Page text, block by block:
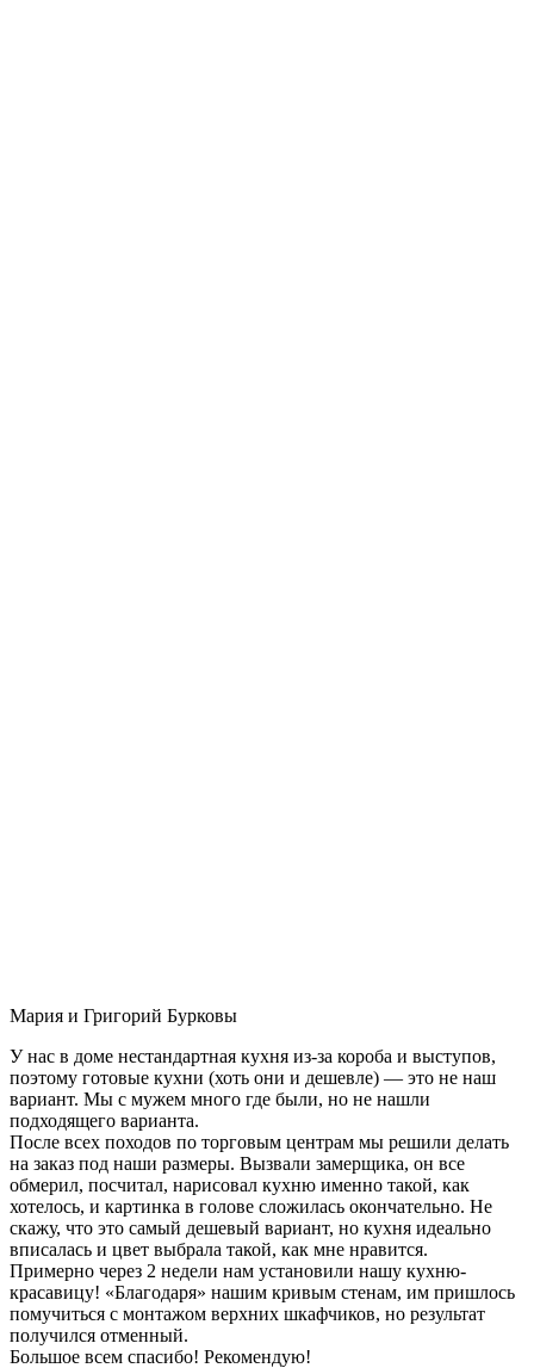
Мария и Григорий Бурковы
У нас в доме нестандартная кухня из-за короба и выступов,
поэтому готовые кухни (хоть они и дешевле) — это не наш
вариант. Мы с мужем много где были, но не нашли
подходящего варианта.
После всех походов по торговым центрам мы решили делать
на заказ под наши размеры. Вызвали замерщика, он все
обмерил, посчитал, нарисовал кухню именно такой, как
хотелось, и картинка в голове сложилась окончательно. Не
скажу, что это самый дешевый вариант, но кухня идеально
вписалась и цвет выбрала такой, как мне нравится.
Примерно через 2 недели нам установили нашу кухню-
красавицу! «Благодаря» нашим кривым стенам, им пришлось
помучиться с монтажом верхних шкафчиков, но результат
получился отменный.
Большое всем спасибо! Рекомендую!